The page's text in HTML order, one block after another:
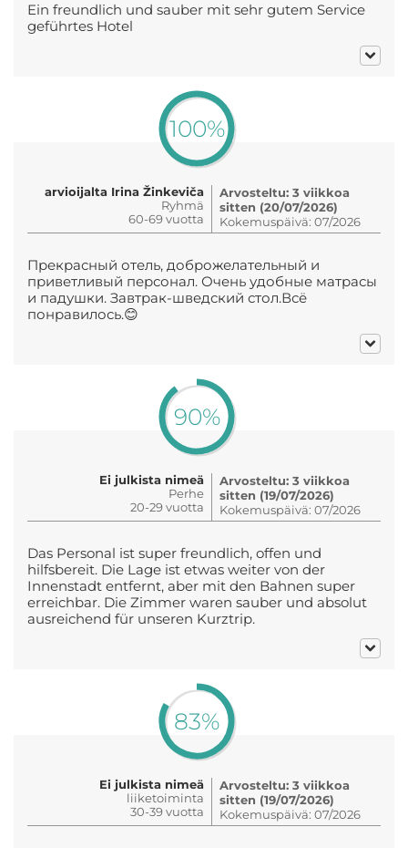
Ein freundlich und sauber mit sehr gutem Service
geführtes Hotel
100%
arvioijalta Irina Žinkeviča
Ryhmä
60-69 vuotta
Arvosteltu: 3 viikkoa
sitten (20/07/2026)
Kokemuspäivä: 07/2026
Прекрасный отель, доброжелательный и
приветливый персонал. Очень удобные матрасы
и падушки. Завтрак-шведский стол.Всё
понравилось.😊
90%
Ei julkista nimeä
Perhe
20-29 vuotta
Arvosteltu: 3 viikkoa
sitten (19/07/2026)
Kokemuspäivä: 07/2026
Das Personal ist super freundlich, offen und
hilfsbereit. Die Lage ist etwas weiter von der
Innenstadt entfernt, aber mit den Bahnen super
erreichbar. Die Zimmer waren sauber und absolut
ausreichend für unseren Kurztrip.
83%
Ei julkista nimeä
liiketoiminta
30-39 vuotta
Arvosteltu: 3 viikkoa
sitten (19/07/2026)
Kokemuspäivä: 07/2026